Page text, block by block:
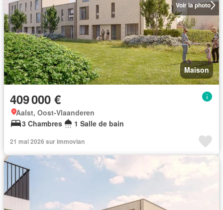
Voir la photo
Maison
409 000 €
Aalst, Oost-Vlaanderen
3 Chambres
1 Salle de bain
21 mai 2026 sur immovlan